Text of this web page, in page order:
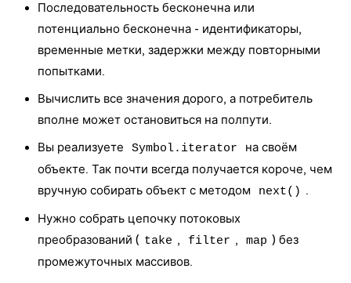
Последовательность бесконечна или
потенциально бесконечна - идентификаторы,
временные метки, задержки между повторными
попытками.
Вычислить все значения дорого, а потребитель
вполне может остановиться на полпути.
Вы реализуете
Symbol.iterator
на своём
объекте. Так почти всегда получается короче, чем
вручную собирать объект с методом
next() .
Нужно собрать цепочку потоковых
преобразований ( take , filter , map ) без
промежуточных массивов.